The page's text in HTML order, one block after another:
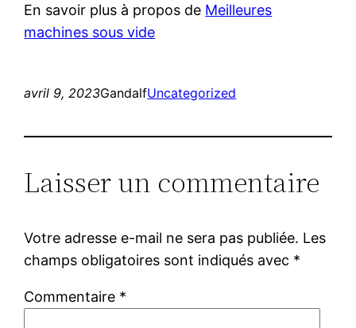
En savoir plus à propos de Meilleures
machines sous vide
avril 9, 2023GandalfUncategorized
Laisser un commentaire
Votre adresse e-mail ne sera pas publiée. Les
champs obligatoires sont indiqués avec *
Commentaire *